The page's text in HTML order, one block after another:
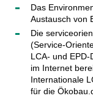
Das
Austausch von
Die
(Service-
LCA- und
im Internet
Internationale
für die